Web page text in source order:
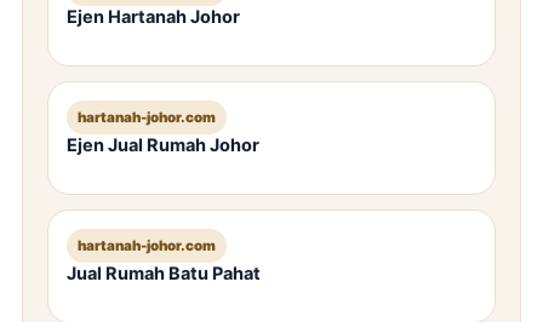
Ejen Hartanah Johor
hartanah-johor.com
Ejen Jual Rumah Johor
hartanah-johor.com
Jual Rumah Batu Pahat